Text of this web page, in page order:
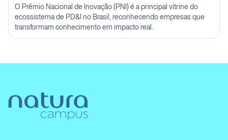
O Prêmio Nacional de Inovação (PNI) é a principal vitrine do
ecossistema de PD&I no Brasil, reconhecendo empresas que
transformam conhecimento em impacto real.